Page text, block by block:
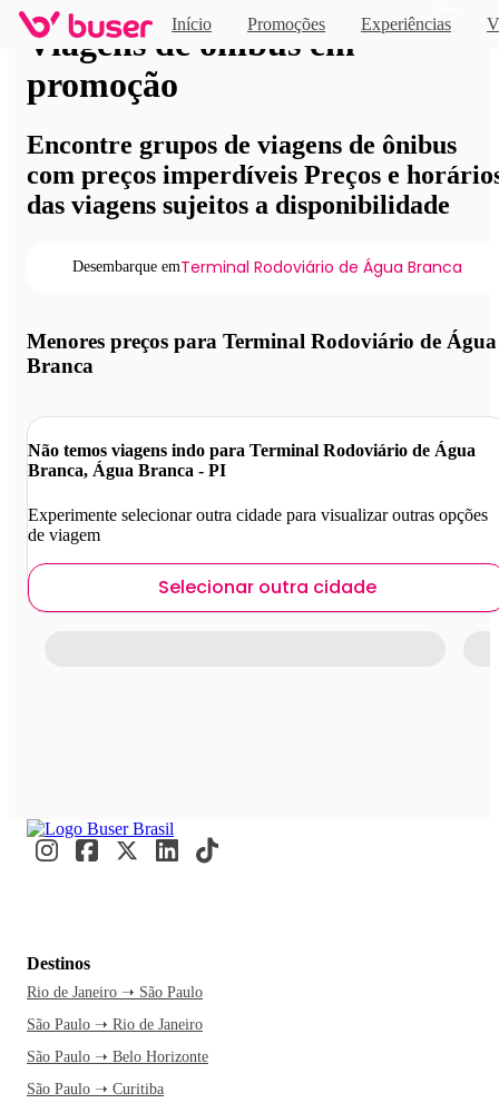
Início Promoções Experiências
Viagens de ônibus em
promoção
Encontre grupos de viagens de ônibus
com preços imperdíveis Preços e
das viagens sujeitos a disponibilidade
Desembarque emTerminal Rodoviário de Água Branca
Menores preços para Terminal Rodoviário de Água
Branca
Não temos viagens indo para Terminal Rodoviário de Água
Branca, Água Branca - PI
Experimente selecionar outra cidade para visualizar outras opções
de viagem
Selecionar outra cidade
Destinos
Rio de Janeiro ➝ São Paulo
São Paulo ➝ Rio de Janeiro
São Paulo ➝ Belo Horizonte
São Paulo ➝ Curitiba